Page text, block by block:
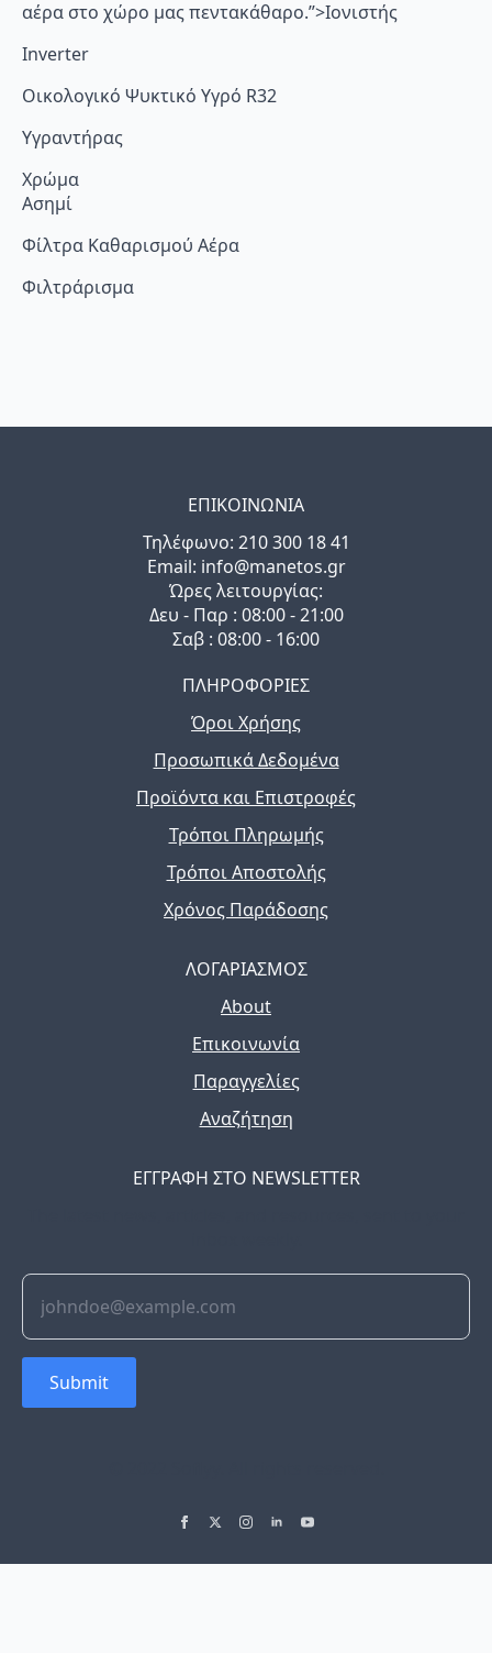
αέρα στο χώρο μας πεντακάθαρο.”>Ιονιστής
Inverter
Οικολογικό Ψυκτικό Υγρό R32
Υγραντήρας
Χρώμα
Ασημί
Φίλτρα Καθαρισμού Αέρα
Φιλτράρισμα
ΕΠΙΚΟΙΝΩΝΙΑ
Τηλέφωνo: 210 300 18 41
Email: info@manetos.gr
Ώρες λειτουργίας:
Δευ - Παρ : 08:00 - 21:00
Σαβ : 08:00 - 16:00
ΠΛΗΡΟΦΟΡΙΕΣ
Όροι Χρήσης
Προσωπικά Δεδομένα
Προϊόντα και Επιστροφές
Τρόποι Πληρωμής
Τρόποι Αποστολής
Χρόνος Παράδοσης
ΛΟΓΑΡΙΑΣΜΟΣ
About
Επικοινωνία
Παραγγελίες
Αναζήτηση
ΕΓΓΡΑΦΗ ΣΤΟ NEWSLETTER
Submit